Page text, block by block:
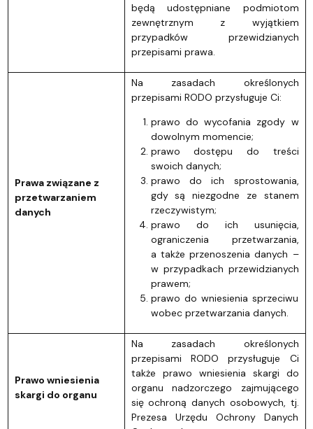
będą udostępniane podmiotom
zewnętrznym z wyjątkiem
przypadków przewidzianych
przepisami prawa.
Prawa związane z
przetwarzaniem
danych
Na zasadach określonych
przepisami RODO przysługuje Ci:
prawo do wycofania zgody w
dowolnym momencie;
prawo dostępu do treści
swoich danych;
prawo do ich sprostowania,
gdy są niezgodne ze stanem
rzeczywistym;
prawo do ich usunięcia,
ograniczenia przetwarzania,
a także przenoszenia danych –
w przypadkach przewidzianych
prawem;
prawo do wniesienia sprzeciwu
wobec przetwarzania danych.
Prawo wniesienia
skargi do organu
Na zasadach określonych
przepisami RODO przysługuje Ci
także prawo wniesienia skargi do
organu nadzorczego zajmującego
się ochroną danych osobowych, tj.
Prezesa Urzędu Ochrony Danych